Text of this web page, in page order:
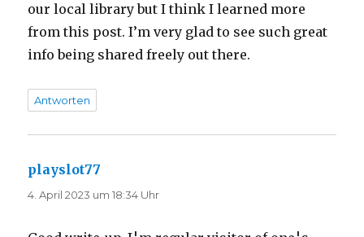
our local library but I think I learned more
from this post. I’m very glad to see such great
info being shared freely out there.
Antworten
playslot77
4. April 2023 um 18:34 Uhr